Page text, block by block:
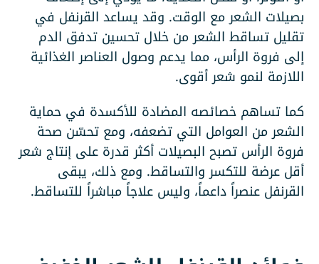
بصيلات الشعر مع الوقت. وقد يساعد القرنفل في
تقليل تساقط الشعر من خلال تحسين تدفق الدم
إلى فروة الرأس، مما يدعم وصول العناصر الغذائية
اللازمة لنمو شعر أقوى.
كما تساهم خصائصه المضادة للأكسدة في حماية
الشعر من العوامل التي تضعفه، ومع تحسّن صحة
فروة الرأس تصبح البصيلات أكثر قدرة على إنتاج شعر
أقل عرضة للتكسر والتساقط. ومع ذلك، يبقى
القرنفل عنصراً داعماً، وليس علاجاً مباشراً للتساقط.